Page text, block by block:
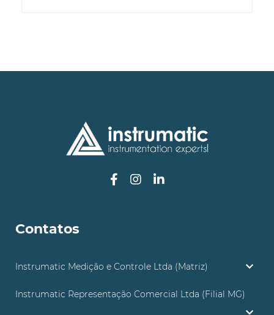
Contatos
Instrumatic Medição e Controle Ltda (Matriz)
Instrumatic Representação Comercial Ltda (Filial MG)